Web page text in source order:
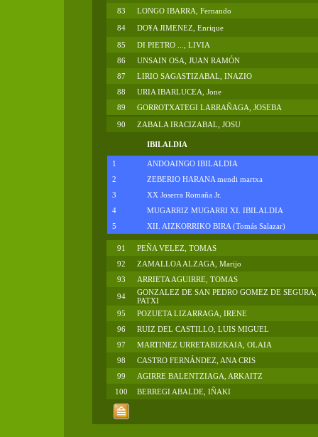
83
LONGO IBARRA, Fernando
84
DO¥A JIMENEZ, Enrique
85
DI PIETRO ..., LIVIA
86
UNSAIN OSA, JUAN RAMÓN
87
LIRIO SAGASTIZABAL, INAZIO
88
URIA IBARLUCEA, Jone
89
GORROTXATEGI LARRAÑAGA, JOSEBA
90
ZABALA IRACIZABAL, JOSU
IBILALDIA
1
ANDOAINGO IBILALDIA
2
ZEBERIO HARANA mendi martxa
3
XX Joserra Romaña Jr.
4
MUGARRIZ MUGARRI XI. IBILALDIA
5
XII. AIZKORRIKO BIRA (Tomás Salazar)
91
PEÑA VELEZ, TOMAS
92
ZAMALLOA ALZAGA, Marijo
93
ARRIETA AGUIRRE, TOMAS
94
GONZALEZ DE SAN PEDRO GOMEZ DE SEGURA,
PATXI
95
POZUETA LIZARRAGA, IRENE
96
RUIZ DEL CASTILLO, LUIS MIGUEL
97
MARTINEZ URRETABIZKAIA, OLAIA
98
CASTRO FERNÁNDEZ, ANA CRIS
99
AGIRRE BALENTZIAGA, ARKAITZ
100
BERREGI ABALDE, IÑAKI